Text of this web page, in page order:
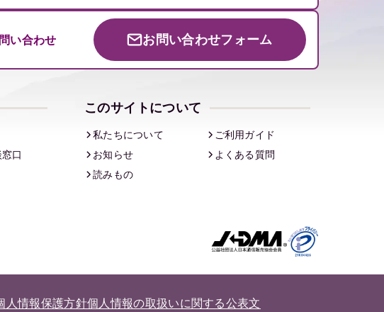
い合わせ お問い合わせフォーム
口
このサイトについて
私たちについて
ご利用ガイド
お知らせ
よくある質問
読みもの
人情報保護方針個人情報の取扱いに関する公表文